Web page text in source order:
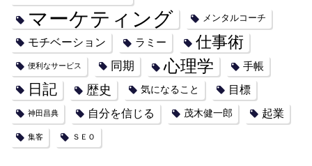
マーケティング メンタルコーチ
モチベーション ラミー 仕事術
便利なサービス 同期 心理学 手帳
日記 歴史 気になること 目標
神田昌典 自分を信じる 茂木健一郎 起業
集客 ＳＥＯ